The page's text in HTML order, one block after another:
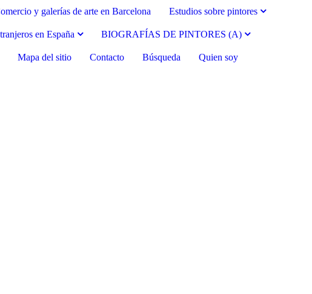
y galerías de arte en Barcelona Estudios sobre pintores
en España BIOGRAFÍAS DE PINTORES (A)
Mapa del sitio Contacto Búsqueda Quien soy